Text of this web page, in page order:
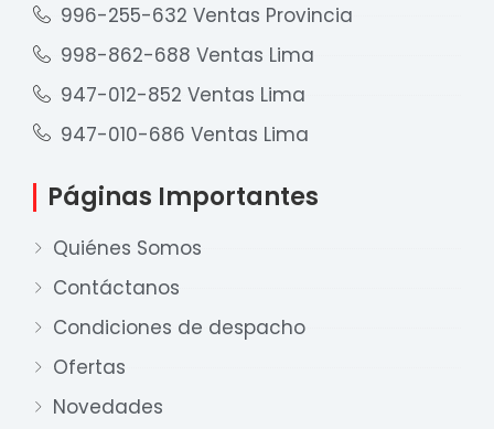
996-255-632 Ventas Provincia
998-862-688 Ventas Lima
947-012-852 Ventas Lima
947-010-686 Ventas Lima
Páginas Importantes
Quiénes Somos
Contáctanos
Condiciones de despacho
Ofertas
Novedadespara responder a sus preguntas. ¡Lo